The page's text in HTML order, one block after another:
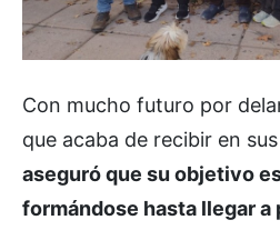
Con mucho futuro por
que acaba de recibir en
aseguró que su objetivo
formándose hasta llegar